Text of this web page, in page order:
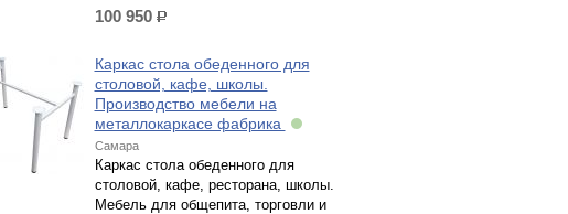
100 950 р.
Каркас стола обеденного для
столовой, кафе, школы.
Производство мебели на
металлокаркасе фабрика
Самара
Каркас стола обеденного для
столовой, кафе, ресторана, школы.
Мебель для общепита, торговли и